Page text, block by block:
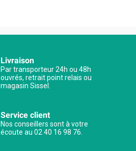
Livraison
Par transporteur 24h ou 48h
ouvrés, retrait point relais ou
magasin Sissel.
Service client
Nos conseillers sont à votre
écoute au 02 40 16 98 76.